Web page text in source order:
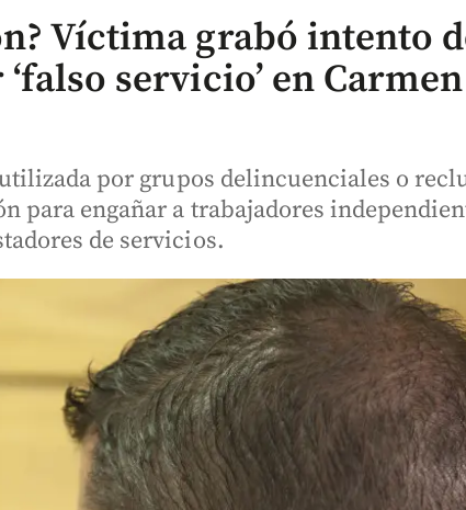
Víctima grabó intento
servicio’ en
por grupos delincuenciales o
para engañar a trabajadores
de servicios.